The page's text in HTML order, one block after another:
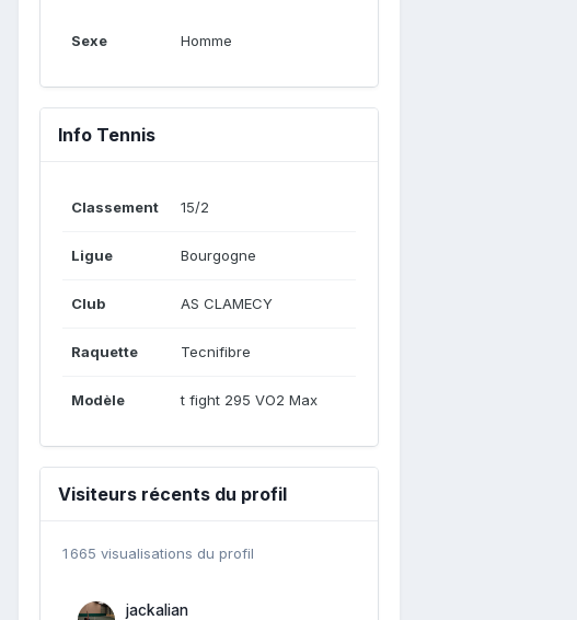
Sexe Homme
Info Tennis
Classement 15/2
Ligue Bourgogne
Club AS CLAMECY
Raquette Tecnifibre
Modèle t fight 295 VO2 Max
Visiteurs récents du profil
1 665 visualisations du profil
jackalian